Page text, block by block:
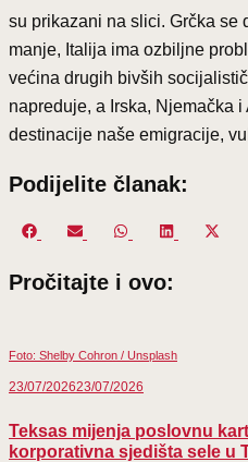
su prikazani na slici. Grčka se
manje, Italija ima ozbiljne
većina drugih bivših
napreduje, a Irska, Njemačka
destinacije naše emigracije,
Podijelite članak:
Share
Facebook
Share
Email
Share
WhatsApp
Share
Pročitajte i ovo:
Foto: Shelby Cohron / Unsplash
23/07/202623/07/2026
Teksas mijenja poslovnu
korporativna sjedišta sele u